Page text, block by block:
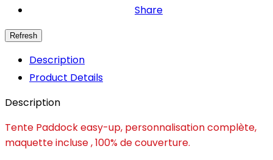
Share
Description
Product Details
Description
Tente Paddock easy-up, personnalisation complète,
maquette incluse , 100% de couverture.